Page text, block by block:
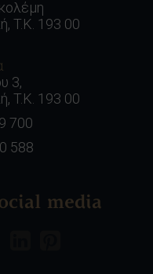
Τ.Κ. 193 00
3,
Τ.Κ. 193 00
700
588
media